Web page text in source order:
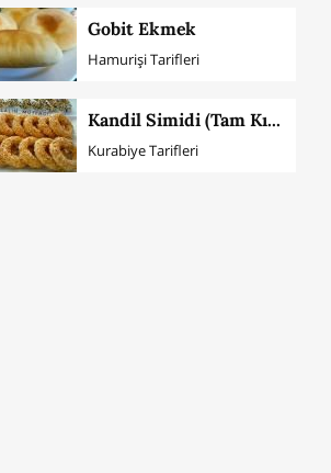
Gobit Ekmek
Hamurişi Tarifleri
Kandil Simidi (Tam Kıvamında)
Kurabiye Tarifleri